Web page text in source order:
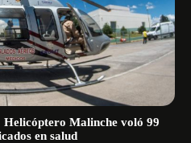
Malinche voló 99
en salud